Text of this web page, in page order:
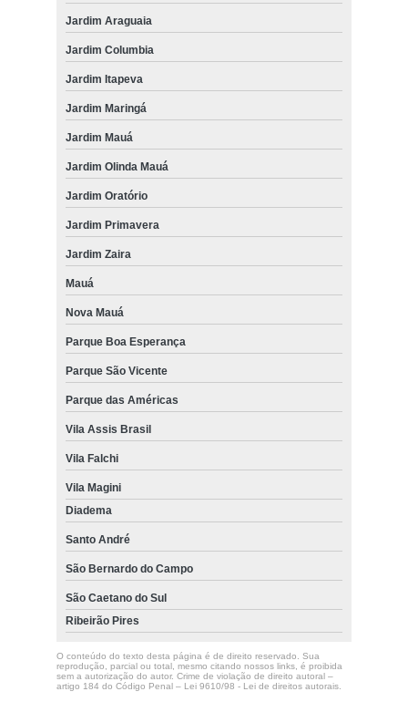
Jardim Araguaia
Jardim Columbia
Jardim Itapeva
Jardim Maringá
Jardim Mauá
Jardim Olinda Mauá
Jardim Oratório
Jardim Primavera
Jardim Zaira
Mauá
Nova Mauá
Parque Boa Esperança
Parque São Vicente
Parque das Américas
Vila Assis Brasil
Vila Falchi
Vila Magini
Diadema
Santo André
São Bernardo do Campo
São Caetano do Sul
Ribeirão Pires
O conteúdo do texto desta página é de direito reservado. Sua
reprodução, parcial ou total, mesmo citando nossos links, é proibida
sem a autorização do autor. Crime de violação de direito autoral –
artigo 184 do Código Penal – Lei 9610/98 - Lei de direitos autorais.